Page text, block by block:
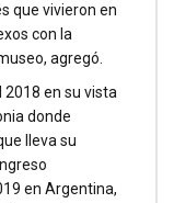
que vivieron en
con la
agregó.
2018 en su vista
donde
lleva su
en Argentina,